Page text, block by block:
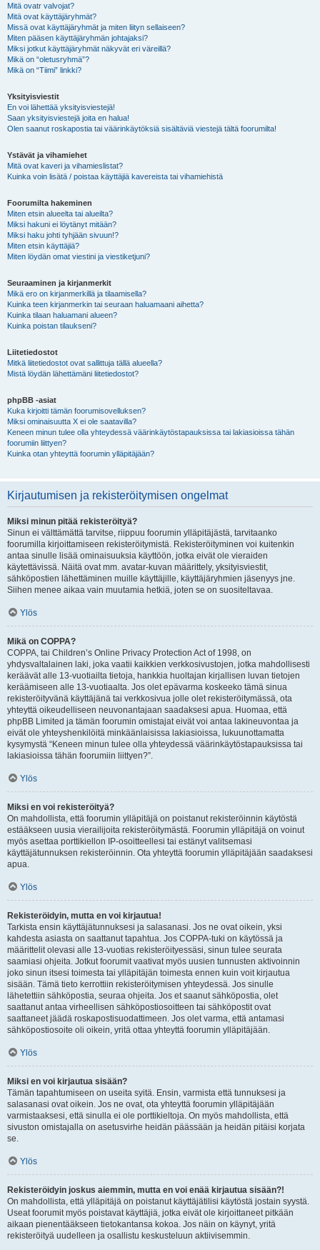
Mitä ovatr valvojat?
Mitä ovat käyttäjäryhmät?
Missä ovat käyttäjäryhmät ja miten liityn sellaiseen?
Miten pääsen käyttäjäryhmän johtajaksi?
Miksi jotkut käyttäjäryhmät näkyvät eri väreillä?
Mikä on “oletusryhmä”?
Mikä on “Tiimi” linkki?
Yksityisviestit
En voi lähettää yksityisviestejä!
Saan yksityisviestejä joita en halua!
Olen saanut roskapostia tai väärinkäytöksiä sisältäviä viestejä tältä foorumilta!
Ystävät ja vihamiehet
Mitä ovat kaveri ja vihamieslistat?
Kuinka voin lisätä / poistaa käyttäjiä kavereista tai vihamiehistä
Foorumilta hakeminen
Miten etsin alueelta tai alueilta?
Miksi hakuni ei löytänyt mitään?
Miksi haku johti tyhjään sivuun!?
Miten etsin käyttäjiä?
Miten löydän omat viestini ja viestiketjuni?
Seuraaminen ja kirjanmerkit
Mikä ero on kirjanmerkillä ja tilaamisella?
Kuinka teen kirjanmerkin tai seuraan haluamaani aihetta?
Kuinka tilaan haluamani alueen?
Kuinka poistan tilaukseni?
Liitetiedostot
Mitkä liitetiedostot ovat sallittuja tällä alueella?
Mistä löydän lähettämäni liitetiedostot?
phpBB -asiat
Kuka kirjoitti tämän foorumisovelluksen?
Miksi ominaisuutta X ei ole saatavilla?
Keneen minun tulee olla yhteydessä väärinkäytöstapauksissa tai lakiasioissa tähän
foorumiin liittyen?
Kuinka otan yhteyttä foorumin ylläpitäjään?
Kirjautumisen ja rekisteröitymisen ongelmat
Miksi minun pitää rekisteröityä?
Sinun ei välttämättä tarvitse, riippuu foorumin ylläpitäjästä, tarvitaanko
foorumilla kirjoittamiseen rekisteröitymistä. Rekisteröityminen voi kuitenkin
antaa sinulle lisää ominaisuuksia käyttöön, jotka eivät ole vieraiden
käytettävissä. Näitä ovat mm. avatar-kuvan määrittely, yksityisviestit,
sähköpostien lähettäminen muille käyttäjille, käyttäjäryhmien jäsenyys jne.
Siihen menee aikaa vain muutamia hetkiä, joten se on suositeltavaa.
Ylös
Mikä on COPPA?
COPPA, tai Children’s Online Privacy Protection Act of 1998, on
yhdysvaltalainen laki, joka vaatii kaikkien verkkosivustojen, jotka mahdollisesti
keräävät alle 13-vuotiailta tietoja, hankkia huoltajan kirjallisen luvan tietojen
keräämiseen alle 13-vuotiaalta. Jos olet epävarma koskeeko tämä sinua
rekisteröityvänä käyttäjänä tai verkkosivua jolle olet rekisteröitymässä, ota
yhteyttä oikeudelliseen neuvonantajaan saadaksesi apua. Huomaa, että
phpBB Limited ja tämän foorumin omistajat eivät voi antaa lakineuvontaa ja
eivät ole yhteyshenkilöitä minkäänlaisissa lakiasioissa, lukuunottamatta
kysymystä “Keneen minun tulee olla yhteydessä väärinkäytöstapauksissa tai
lakiasioissa tähän foorumiin liittyen?”.
Ylös
Miksi en voi rekisteröityä?
On mahdollista, että foorumin ylläpitäjä on poistanut rekisteröinnin käytöstä
estääkseen uusia vierailijoita rekisteröitymästä. Foorumin ylläpitäjä on voinut
myös asettaa porttikiellon IP-osoitteellesi tai estänyt valitsemasi
käyttäjätunnuksen rekisteröinnin. Ota yhteyttä foorumin ylläpitäjään saadaksesi
apua.
Ylös
Rekisteröidyin, mutta en voi kirjautua!
Tarkista ensin käyttäjätunnuksesi ja salasanasi. Jos ne ovat oikein, yksi
kahdesta asiasta on saattanut tapahtua. Jos COPPA-tuki on käytössä ja
määrittelit olevasi alle 13-vuotias rekisteröityessäsi, sinun tulee seurata
saamiasi ohjeita. Jotkut foorumit vaativat myös uusien tunnusten aktivoinnin
joko sinun itsesi toimesta tai ylläpitäjän toimesta ennen kuin voit kirjautua
sisään. Tämä tieto kerrottiin rekisteröitymisen yhteydessä. Jos sinulle
lähetettiin sähköpostia, seuraa ohjeita. Jos et saanut sähköpostia, olet
saattanut antaa virheellisen sähköpostiosoitteen tai sähköpostit ovat
saattaneet jäädä roskapostisuodattimeen. Jos olet varma, että antamasi
sähköpostiosoite oli oikein, yritä ottaa yhteyttä foorumin ylläpitäjään.
Ylös
Miksi en voi kirjautua sisään?
Tämän tapahtumiseen on useita syitä. Ensin, varmista että tunnuksesi ja
salasanasi ovat oikein. Jos ne ovat, ota yhteyttä foorumin ylläpitäjään
varmistaaksesi, että sinulla ei ole porttikieltoja. On myös mahdollista, että
sivuston omistajalla on asetusvirhe heidän päässään ja heidän pitäisi korjata
se.
Ylös
Rekisteröidyin joskus aiemmin, mutta en voi enää kirjautua sisään?!
On mahdollista, että ylläpitäjä on poistanut käyttäjätilisi käytöstä jostain syystä.
Useat foorumit myös poistavat käyttäjiä, jotka eivät ole kirjoittaneet pitkään
aikaan pienentääkseen tietokantansa kokoa. Jos näin on käynyt, yritä
rekisteröityä uudelleen ja osallistu keskusteluun aktiivisemmin.